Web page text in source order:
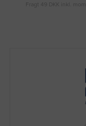
Fragt 49 DKK inkl. moms